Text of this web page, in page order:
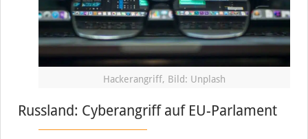
Hackerangriff, Bild: Unplash
Russland: Cyberangriff auf EU-Parlament